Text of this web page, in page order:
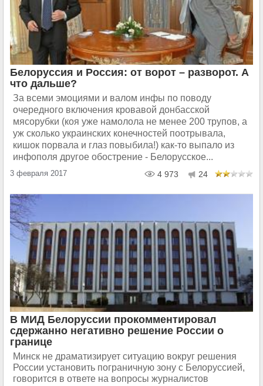
Белоруссия и Россия: от ворот – разворот. А
что дальше?
За всеми эмоциями и валом инфы по поводу
очередного включения кровавой донбасской
мясорубки (коя уже намолола не менее 200 трупов, а
уж сколько украинских конечностей поотрывала,
кишок порвала и глаз повыбила!) как-то выпало из
инфополя другое обострение - Белорусское...
3 февраля 2017 4 973 24
В МИД Белоруссии прокомментировал
сдержанно негативно решение России о
границе
Минск не драматизирует ситуацию вокруг решения
России установить пограничную зону с Белоруссией,
говорится в ответе на вопросы журналистов